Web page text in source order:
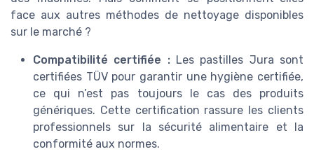
face aux autres méthodes de nettoyage disponibles
sur le marché ?
Compatibilité certifiée :Les pastilles Jura sont
certifiées TÜV pour garantir une hygiène certifiée,
ce qui n’est pas toujours le cas des produits
génériques. Cette certification rassure les clients
professionnels sur la sécurité alimentaire et la
conformité aux normes.